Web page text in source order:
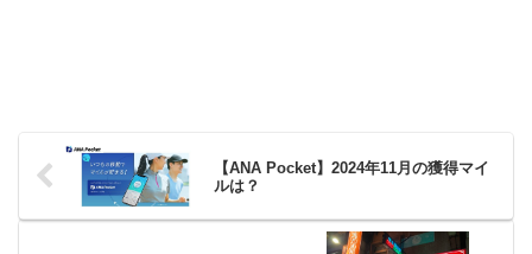
【ANA Pocket】2024年11月の獲得マイ
ルは？